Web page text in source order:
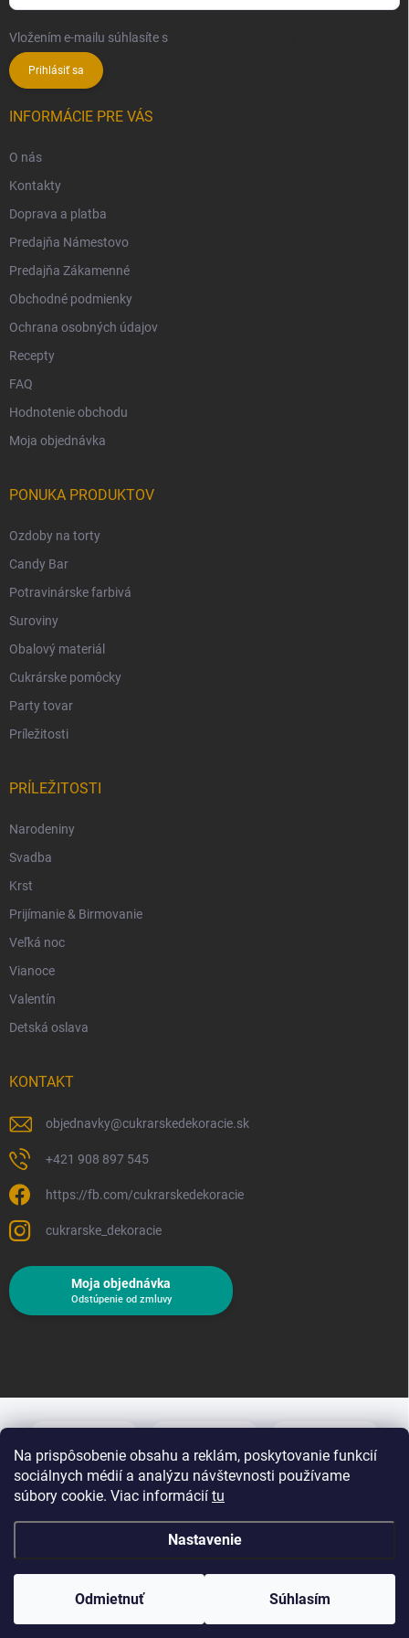
Na prispôsobenie obsahu a reklám, poskytovanie funkcií
sociálnych médií a analýzu návštevnosti používame
súbory cookie. Viac informácií tu
Nastavenie
Odmietnuť Súhlasím
Vložením e-mailu súhlasíte s
Prihlásiť sa
INFORMÁCIE PRE VÁS
O nás
Kontakty
Doprava a platba
Predajňa Námestovo
Predajňa Zákamenné
Obchodné podmienky
Ochrana osobných údajov
Recepty
FAQ
Hodnotenie obchodu
Moja objednávka
PONUKA PRODUKTOV
Ozdoby na torty
Candy Bar
Potravinárske farbivá
Suroviny
Obalový materiál
Cukrárske pomôcky
Party tovar
Príležitosti
PRÍLEŽITOSTI
Narodeniny
Svadba
Krst
Prijímanie & Birmovanie
Veľká noc
Vianoce
Valentín
Detská oslava
KONTAKT
objednavky@cukrarskedekoracie.sk
+421 908 897 545
https://fb.com/cukrarskedekoracie
cukrarske_dekoracie
Moja objednávka
Odstúpenie od zmluvy
Vytvoril Shoptet
Copyright 2026Cukrárske dekorácie. Všetky práva vyhradené.Upraviť